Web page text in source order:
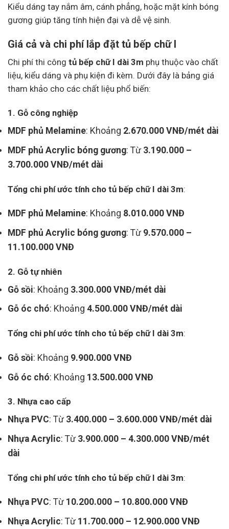
Kiểu dáng tay nắm âm, cánh phẳng, hoặc mặt kính bóng
gương giúp tăng tính hiện đại và dễ vệ sinh.
Giá cả và chi phí lắp đặt tủ bếp chữ I
Chi phí thi công tủ bếp chữ I dài 3m phụ thuộc vào chất
liệu, kiểu dáng và phụ kiện đi kèm. Dưới đây là bảng giá
tham khảo cho các chất liệu phổ biến:
1. Gỗ công nghiệp
MDF phủ Melamine: Khoảng 2.670.000 VNĐ/mét dài
MDF phủ Acrylic bóng gương: Từ 3.190.000 –
3.700.000 VNĐ/mét dài
Tổng chi phí ước tính cho tủ bếp chữ I dài 3m:
MDF phủ Melamine: Khoảng 8.010.000 VNĐ
MDF phủ Acrylic bóng gương: Từ 9.570.000 –
11.100.000 VNĐ
2. Gỗ tự nhiên
Gỗ sồi: Khoảng 3.300.000 VNĐ/mét dài
Gỗ óc chó: Khoảng 4.500.000 VNĐ/mét dài
Tổng chi phí ước tính cho tủ bếp chữ I dài 3m:
Gỗ sồi: Khoảng 9.900.000 VNĐ
Gỗ óc chó: Khoảng 13.500.000 VNĐ
3. Nhựa cao cấp
Nhựa PVC: Từ 3.400.000 – 3.600.000 VNĐ/mét dài
Nhựa Acrylic: Từ 3.900.000 – 4.300.000 VNĐ/mét
dài
Tổng chi phí ước tính cho tủ bếp chữ I dài 3m:
Nhựa PVC: Từ 10.200.000 – 10.800.000 VNĐ
Nhựa Acrylic: Từ 11.700.000 – 12.900.000 VNĐ